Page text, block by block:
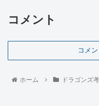
コメント
コメ
ホーム ドラゴンズ